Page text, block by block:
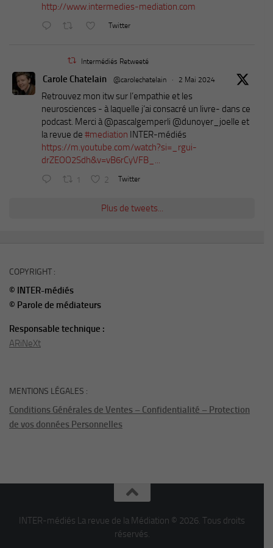
http://www.intermedies-mediation.com
Twitter
Intermédiés Retweeté
Carole Chatelain @carolechatelain · 2 Mai 2024
Retrouvez mon itw sur l’empathie et les
neurosciences - à laquelle j’ai consacré un livre- dans ce
podcast. Merci à ⁦@pascalgemperli⁩ ⁦@dunoyer_joelle⁩ et
la revue de #mediation INTER-médiés
https://m.youtube.com/watch?si=_rgui-
drZEOO2Sdh&v=vB6rCyVFB_...
1 2 Twitter
Plus de tweets...
COPYRIGHT :
© INTER-médiés
© Parole de médiateurs
Responsable technique :
ARiNeXt
MENTIONS LÉGALES :
Conditions Générales de Ventes – Confidentialité – Protection
de vos données Personnelles
INTER-médiés La revue de la Médiation © 2026. Tous droits
réservés.